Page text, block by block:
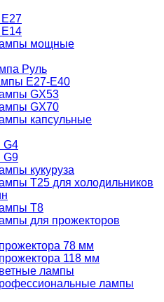
мощные
Руль
E27-E40
GX53
GX70
капсульные
G4
G9
кукуруза
T25 для холодильников
T8
для прожекторов
78 мм
118 мм
лампы
лампы